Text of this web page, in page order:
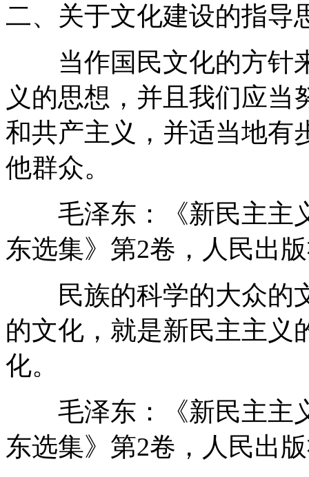
二、关于文化建设的指导
当作国民文化的方针
义的思想，并且我们应当
和共产主义，并适当地有
他群众。
毛泽东：《新民主主义
东选集》第2卷，人民出
民族的科学的大众的
的文化，就是新民主主义
化。
毛泽东：《新民主主义
东选集》第2卷，人民出